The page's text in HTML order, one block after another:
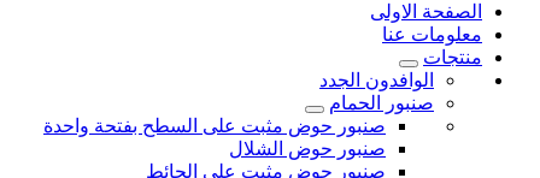
الصفحة الاولى
معلومات عنا
منتجات
الوافدون الجدد
صنبور الحمام
صنبور حوض مثبت على السطح بفتحة واحدة
صنبور حوض الشلال
صنبور حوض مثبت على الحائط